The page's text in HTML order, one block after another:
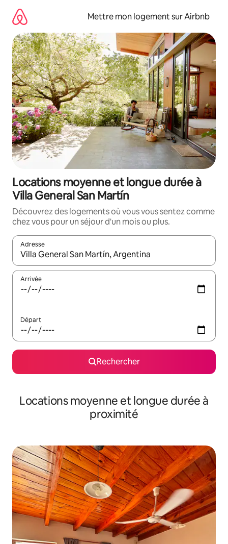
directement
contenu
Mettre mon logement sur Airbnb
Locations moyenne et longue durée à
Villa General San Martín
Découvrez des logements où vous vous sentez comme
chez vous pour un séjour d'un mois ou plus.
Adresse
Lorsque les résultats s'affichent, utilisez les flèches vers le
Arrivée
Départ
Rechercher
Locations moyenne et longue durée à
proximité